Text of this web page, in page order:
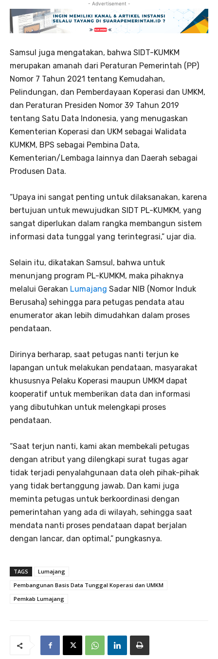
- Advertisement -
Samsul juga mengatakan, bahwa SIDT-KUMKM
merupakan amanah dari Peraturan Pemerintah (PP)
Nomor 7 Tahun 2021 tentang Kemudahan,
Pelindungan, dan Pemberdayaan Koperasi dan UMKM,
dan Peraturan Presiden Nomor 39 Tahun 2019
tentang Satu Data Indonesia, yang menugaskan
Kementerian Koperasi dan UKM sebagai Walidata
KUMKM, BPS sebagai Pembina Data,
Kementerian/Lembaga lainnya dan Daerah sebagai
Produsen Data.
“Upaya ini sangat penting untuk dilaksanakan, karena
bertujuan untuk mewujudkan SIDT PL-KUMKM, yang
sangat diperlukan dalam rangka membangun sistem
informasi data tunggal yang terintegrasi,” ujar dia.
Selain itu, dikatakan Samsul, bahwa untuk
menunjang program PL-KUMKM, maka pihaknya
melalui Gerakan Lumajang Sadar NIB (Nomor Induk
Berusaha) sehingga para petugas pendata atau
enumerator akan lebih dimudahkan dalam proses
pendataan.
Dirinya berharap, saat petugas nanti terjun ke
lapangan untuk melakukan pendataan, masyarakat
khususnya Pelaku Koperasi maupun UMKM dapat
kooperatif untuk memberikan data dan informasi
yang dibutuhkan untuk melengkapi proses
pendataan.
“Saat terjun nanti, kami akan membekali petugas
dengan atribut yang dilengkapi surat tugas agar
tidak terjadi penyalahgunaan data oleh pihak-pihak
yang tidak bertanggung jawab. Dan kami juga
meminta petugas untuk berkoordinasi dengan
pemerintahan yang ada di wilayah, sehingga saat
mendata nanti proses pendataan dapat berjalan
dengan lancar, dan optimal,” pungkasnya.
TAGS
Lumajang
Pembangunan Basis Data Tunggal Koperasi dan UMKM
Pemkab Lumajang